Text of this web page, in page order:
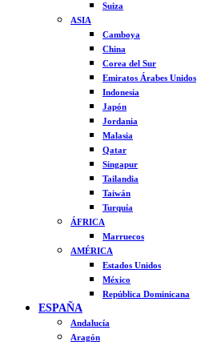
Suiza
ASIA
Camboya
China
Corea del Sur
Emiratos Árabes Unidos
Indonesia
Japón
Jordania
Malasia
Qatar
Singapur
Tailandia
Taiwán
Turquía
ÁFRICA
Marruecos
AMÉRICA
Estados Unidos
México
República Dominicana
ESPAÑA
Andalucía
Aragón